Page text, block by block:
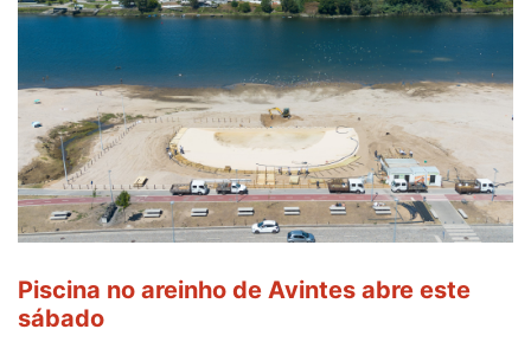
observar
eclipse
solar
esgotam
em
menos
de
24
após
campanha
Piscina no areinho de Avintes abre este
sábado